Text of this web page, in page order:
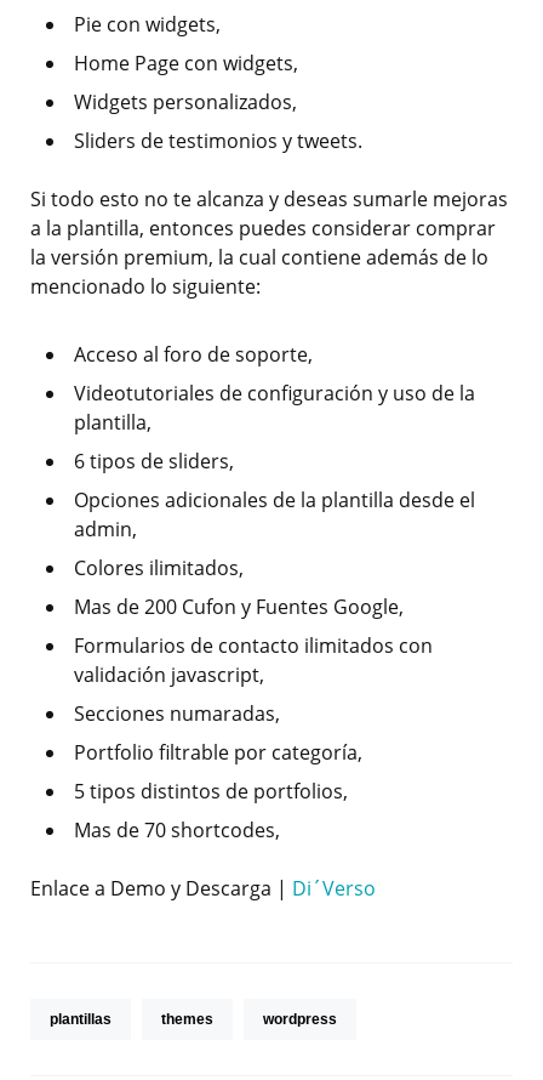
Pie con widgets,
Home Page con widgets,
Widgets personalizados,
Sliders de testimonios y tweets.
Si todo esto no te alcanza y deseas sumarle mejoras
a la plantilla, entonces puedes considerar comprar
la versión premium, la cual contiene además de lo
mencionado lo siguiente:
Acceso al foro de soporte,
Videotutoriales de configuración y uso de la
plantilla,
6 tipos de sliders,
Opciones adicionales de la plantilla desde el
admin,
Colores ilimitados,
Mas de 200 Cufon y Fuentes Google,
Formularios de contacto ilimitados con
validación javascript,
Secciones numaradas,
Portfolio filtrable por categoría,
5 tipos distintos de portfolios,
Mas de 70 shortcodes,
Enlace a Demo y Descarga | Di´Verso
plantillas themes wordpress